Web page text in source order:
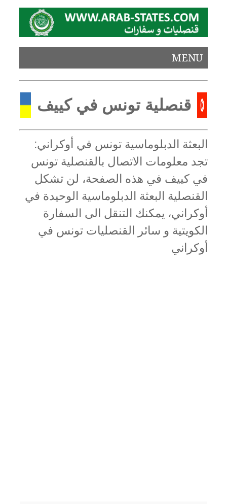
MENU
قنصلية تونس في كييف
البعثة الدبلوماسية تونس في أوكراني:
تجد معلومات الاتصال بالقنصلية تونس
في كييف في هذه الصفحة، لن تشكل
القنصلية البعثة الدبلوماسية الوحيدة في
أوكراني، يمكنك التنقل الى السفارة
الكويتية و سائر القنصليات تونس في
أوكراني